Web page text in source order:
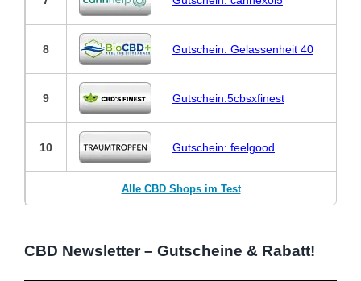
8 Gutschein: Gelassenheit 40
9 Gutschein:5cbsxfinest
10 Gutschein: feelgood
Alle CBD Shops im Test
CBD Newsletter – Gutscheine & Rabatt!